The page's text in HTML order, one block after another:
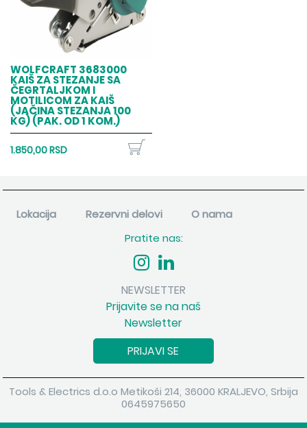
WOLFCRAFT 3683000
KAIŠ ZA STEZANJE SA
ČEGRTALJKOM I
MOTILICOM ZA KAIŠ
(JAČINA STEZANJA 100
KG) (PAK. OD 1 KOM.)
1.850,00 RSD
Lokacija Rezervni delovi
O nama
Pratite nas:
NEWSLETTER
Prijavite se na naš
Newsletter
PRIJAVI SE
Tools & Electrics d.o.o Metikoši 214, 36000 KRALJEVO, Srbija
0645975650